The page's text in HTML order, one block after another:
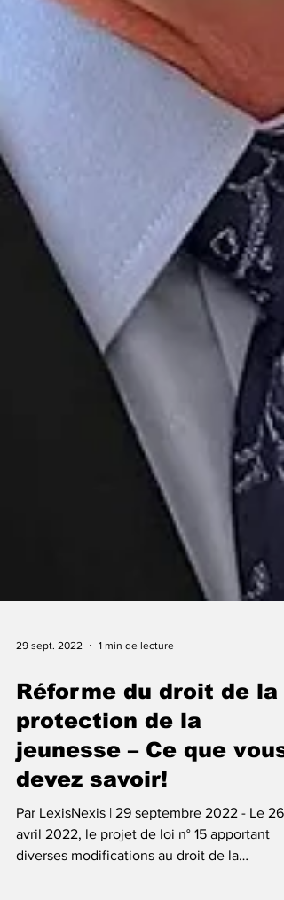
29 sept. 2022 1 min de lecture
Réforme du droit de la
protection de la
jeunesse – Ce que vous
devez savoir!
Par LexisNexis | 29 septembre 2022 - Le 26